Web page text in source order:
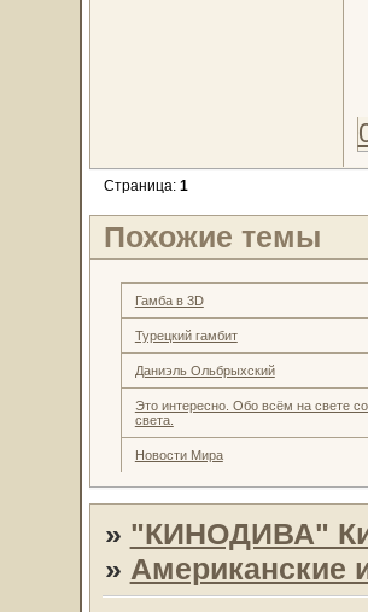
Страница: 1
Похожие темы
Гамба в 3D
Турецкий гамбит
Даниэль Ольбрыхский
Это интересно. Обо всём на свете со
света.
Новости Мира
» "КИНОДИВА"
» Американские